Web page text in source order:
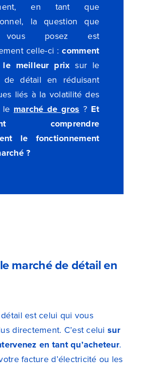
en tant que
la question que
vous posez est
celle-ci :comment
le meilleur prix sur le
de détail en réduisant
liés à la volatilité des
le marché de gros ? Et
comprendre
le fonctionnement
?
marché de détail en
est celui qui vous
directement. C’est celuisur
en tant qu’acheteur.
facture d’électricité ou les